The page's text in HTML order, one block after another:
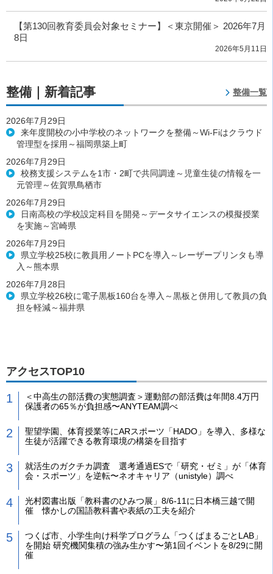
【第130回教育委員会対象セミナー】＜東京開催＞ 2026年7月
8日
2026年5月11日
整備｜新着記事 整備一覧
2026年7月29日
来年度開校の小中学校のネットワークを整備～Wi-Fiはクラウド
管理型を採用～福岡県築上町
2026年7月29日
校務支援システムを1市・2町で共同調達～児童生徒の情報を一
元管理～佐賀県鳥栖市
2026年7月29日
日南高校の学校設定科目を開発～データサイエンスの模擬授業
を実施～宮崎県
2026年7月29日
県立学校25校に教員用ノートPCを導入～レーザープリンタも導
入～熊本県
2026年7月28日
県立学校26校に電子黒板160台を導入～黒板と併用して教員の負
担を軽減～福井県
アクセスTOP10
＜中高生の部活費の実態調査＞運動部の部活費は年間8.4万円
保護者の65％が負担感〜ANYTEAM調べ
聖望学園、体育授業等にARスポーツ「HADO」を導入、多様な
生徒が活躍できる教育環境の構築を目指す
就活生のガクチカ調査 選考通過ESで「研究・ゼミ」が「体育
会・スポーツ」を逆転〜ネオキャリア（unistyle）調べ
光村図書出版「教科書のひみつ展」8/6-11に日本橋三越で開
催 懐かしの国語教科書や表紙の工夫を紹介
つくば市、小学生向け科学プログラム「つくばまるごとLAB」
を開始 研究機関集積の強み生かす〜第1回イベントを8/29に開
催